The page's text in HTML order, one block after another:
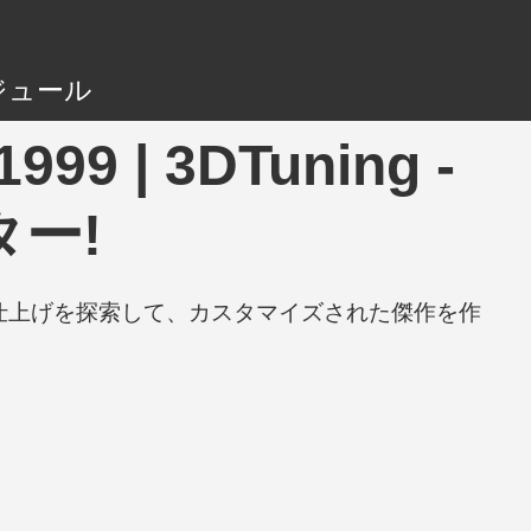
ュール
| 3DTuning -
ー!
げを探索して、カスタマイズされた傑作を作